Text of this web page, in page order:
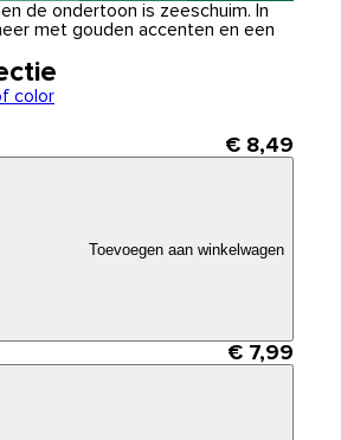
de ondertoon is zeeschuim. In
met gouden accenten en een
color
€ 8,49
Toevoegen aan winkelwagen
€ 7,99